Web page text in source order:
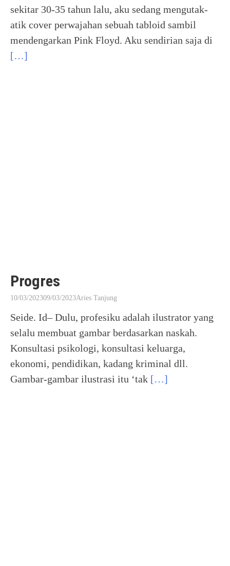
sekitar 30-35 tahun lalu, aku sedang mengutak-
atik cover perwajahan sebuah tabloid sambil
mendengarkan Pink Floyd. Aku sendirian saja di
[…]
Progres
10/03/202309/03/2023Aries Tanjung
Seide. Id– Dulu, profesiku adalah ilustrator yang
selalu membuat gambar berdasarkan naskah.
Konsultasi psikologi, konsultasi keluarga,
ekonomi, pendidikan, kadang kriminal dll.
Gambar-gambar ilustrasi itu ‘tak […]